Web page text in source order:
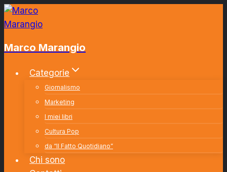
Salta
al
Marco Marangio
Categorie
Giornalismo
Marketing
I miei libri
Cultura Pop
da “Il Fatto Quotidiano”
Chi sono